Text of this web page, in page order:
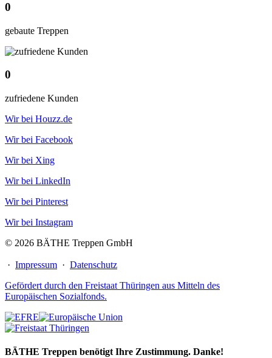
0
gebaute Treppen
0
zufriedene Kunden
Wir bei Houzz.de
Wir bei Facebook
Wir bei Xing
Wir bei LinkedIn
Wir bei Pinterest
Wir bei Instagram
© 2026 BÄTHE Treppen GmbH
· Impressum · Datenschutz
Gefördert durch den Freistaat Thüringen aus Mitteln des
Europäischen Sozialfonds.
BÄTHE Treppen benötigt Ihre Zustimmung. Danke!